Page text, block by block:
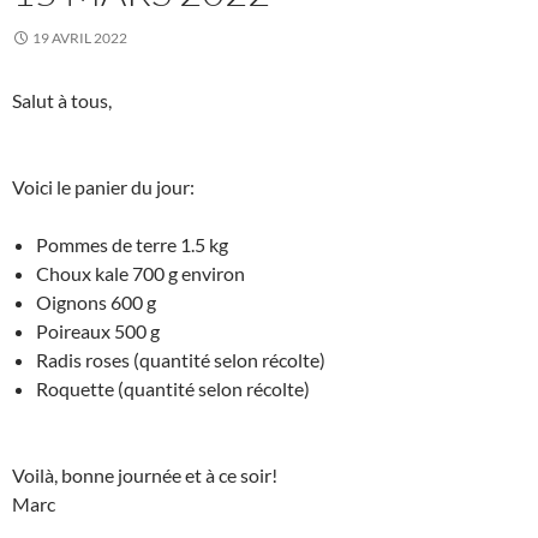
19 AVRIL 2022
Salut à tous,
Voici le panier du jour:
Pommes de terre 1.5 kg
Choux kale 700 g environ
Oignons 600 g
Poireaux 500 g
Radis roses (quantité selon récolte)
Roquette (quantité selon récolte)
Voilà, bonne journée et à ce soir!
Marc